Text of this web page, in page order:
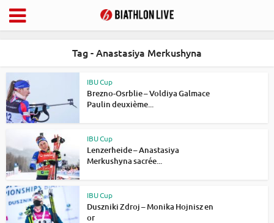
Tag - Anastasiya Merkushyna
IBU Cup
Brezno-Osrblie – Voldiya Galmace
Paulin deuxième...
IBU Cup
Lenzerheide – Anastasiya
Merkushyna sacrée...
IBU Cup
Duszniki Zdroj – Monika Hojnisz en
or